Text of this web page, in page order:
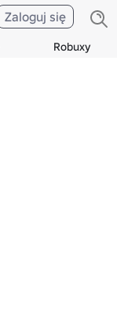
Robuxy
Zaloguj się